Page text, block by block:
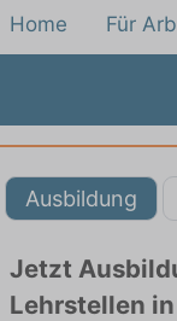
Home Für
Ausbildung
Jetzt
Lehrstellen